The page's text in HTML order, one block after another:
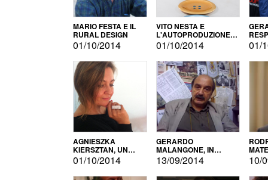
MARIO FESTA E IL
RURAL DESIGN
01/10/2014
VITO NESTA E
L'AUTOPRODUZIONE
COME RECUPERO DEI
SIMBOLI
01/10/2014 01/
AGNIESZKA
KIERSZTAN, UN
MODELLO DI
AUTOPRODUZIONE
01/10/2014
GERARDO
MALANGONE, IN
GIURIA PER IL
CONCORSO
LETTERARIO
13/09/2014 10/